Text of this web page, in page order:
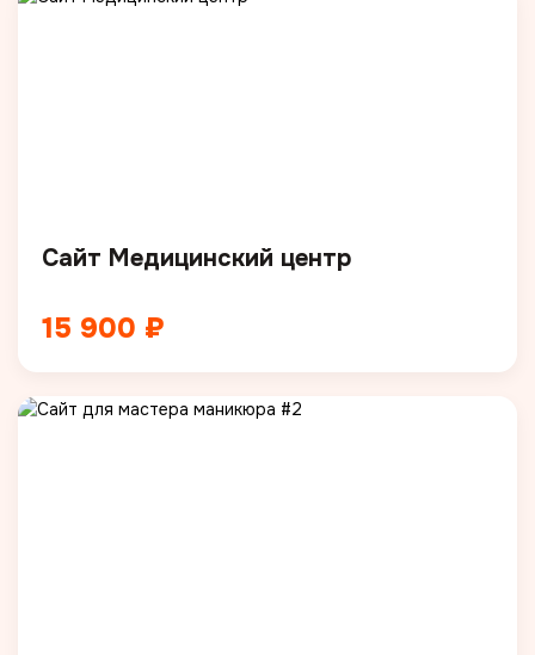
Сайт Медицинский центр
15 900 ₽